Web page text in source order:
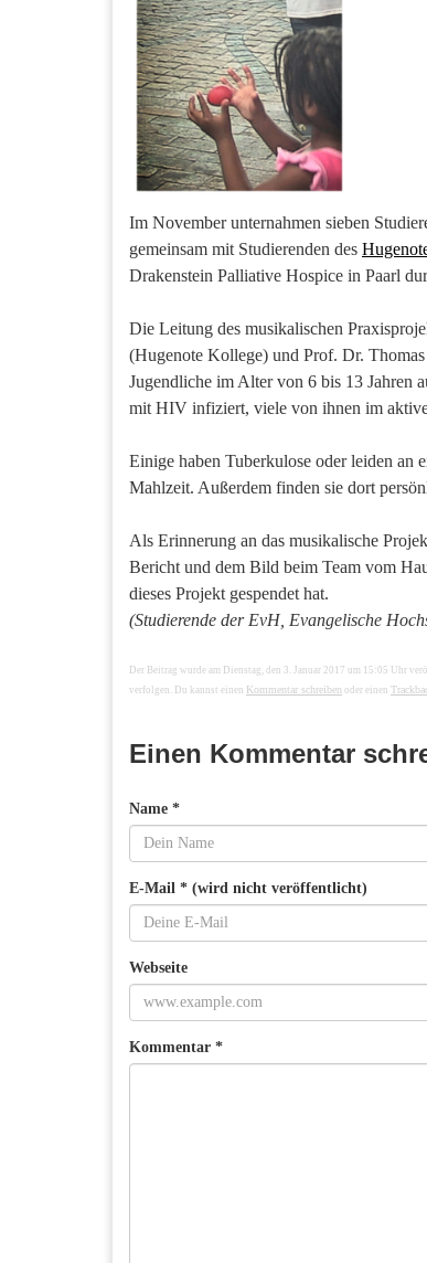
Im November unternahmen sieben
gemeinsam mit Studierenden des
Drakenstein Palliative Hospice in Paarl
Die Leitung des musikalischen
(Hugenote Kollege) und Prof. Dr.
Jugendliche im Alter von 6 bis 13 Jahren
mit HIV infiziert, viele von ihnen im
Einige haben Tuberkulose oder leiden an
Mahlzeit. Außerdem finden sie dort
Als Erinnerung an das musikalische
Bericht und dem Bild beim Team vom
dieses Projekt gespendet hat.
(Studierende der EvH, Evangelische
Der Beitrag wurde am Dienstag, den 3. Januar 2017 um 15:05 Uhr
verfolgen. Du kannst einen Kommentar schreiben oder einen
Einen Kommentar
Name *
E-Mail * (wird nicht veröffentlicht)
Webseite
Kommentar *